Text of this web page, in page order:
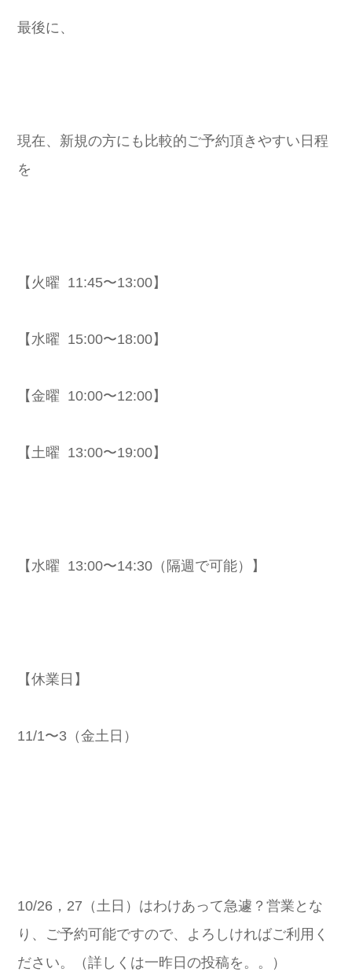
最後に、
現在、新規の方にも比較的ご予約頂きやすい日程
を
【火曜 11:45〜13:00】
【水曜 15:00〜18:00】
【金曜 10:00〜12:00】
【土曜 13:00〜19:00】
【水曜 13:00〜14:30（隔週で可能）】
【休業日】
11/1〜3（金土日）
10/26，27（土日）はわけあって急遽？営業とな
り、ご予約可能ですので、よろしければご利用く
ださい。（詳しくは一昨日の投稿を。。）